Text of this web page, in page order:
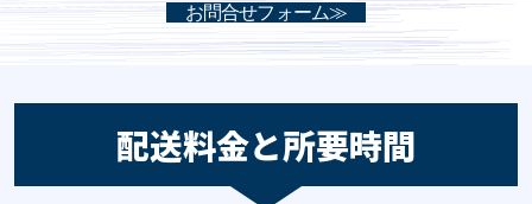
お問合せフォーム≫
配送料金と所要時間